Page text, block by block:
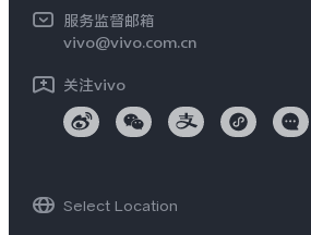
vivo 办公套件
开发者社区
蓝河操作系统
服务监督邮箱
vivo@vivo.com.cn
关注vivo
Select Location